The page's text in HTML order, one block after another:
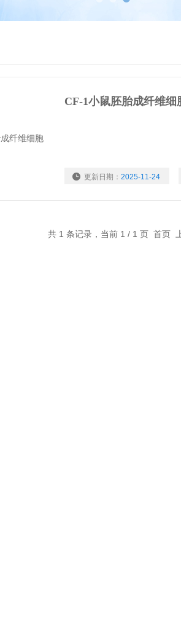
CF-1小鼠胚胎成纤维细
更新日期： 2025-11-24
共 1 条记录，当前 1 / 1 页 首页